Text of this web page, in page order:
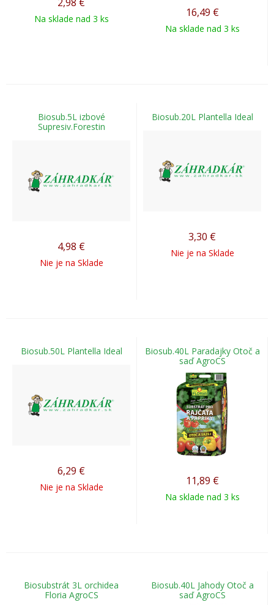
Na sklade nad 3 ks 16,49 €
Na sklade nad 3 ks
Biosub.5L izbové
Supresiv.Forestin
4,98 €
Nie je na Sklade
Biosub.20L Plantella Ideal
3,30 €
Nie je na Sklade
Biosub.50L Plantella Ideal
6,29 €
Nie je na Sklade
Biosub.40L Paradajky Otoč a
saď AgroCS
11,89 €
Na sklade nad 3 ks
Biosubstrát 3L orchidea
Floria AgroCS
Biosub.40L Jahody Otoč a
saď AgroCS